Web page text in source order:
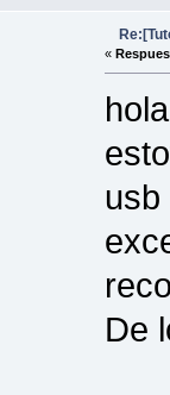
«
hola
usb
De